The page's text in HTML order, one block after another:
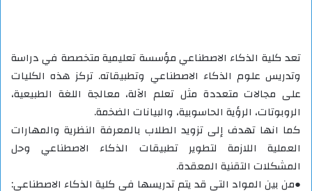
تعد كلية الذكاء الاصطناعي مؤسسة تعليمية متخصصة في دراسة
وتدريس علوم الذكاء الاصطناعي وتطبيقاته. تركز هذه الكليات
على مجالات متعددة مثل تعلم الآلة، معالجة اللغة الطبيعية،
الروبوتات، الرؤية الحاسوبية، والبيانات الضخمة.
كما انها تهدف إلى تزويد الطلاب بالمعرفة النظرية والمهارات
العملية اللازمة لتطوير تطبيقات الذكاء الاصطناعي وحل
المشكلات التقنية المعقدة.
●من بين المواد التي قد يتم تدريسها في كلية الذكاء الاصطناعي: